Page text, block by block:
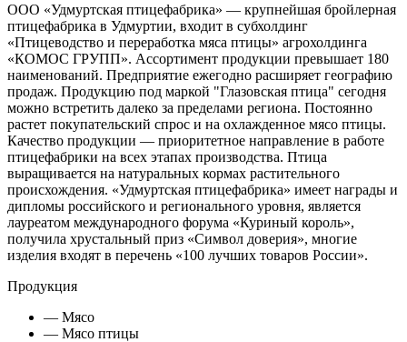
ООО «Удмуртская птицефабрика» — крупнейшая бройлерная
птицефабрика в Удмуртии, входит в субхолдинг
«Птицеводство и переработка мяса птицы» агрохолдинга
«КОМОС ГРУПП». Ассортимент продукции превышает 180
наименований. Предприятие ежегодно расширяет географию
продаж. Продукцию под маркой "Глазовская птица" сегодня
можно встретить далеко за пределами региона. Постоянно
растет покупательский спрос и на охлажденное мясо птицы.
Качество продукции — приоритетное направление в работе
птицефабрики на всех этапах производства. Птица
выращивается на натуральных кормах растительного
происхождения. «Удмуртская птицефабрика» имеет награды и
дипломы российского и регионального уровня, является
лауреатом международного форума «Куриный король»,
получила хрустальный приз «Символ доверия», многие
изделия входят в перечень «100 лучших товаров России».
Продукция
— Мясо
— Мясо птицы